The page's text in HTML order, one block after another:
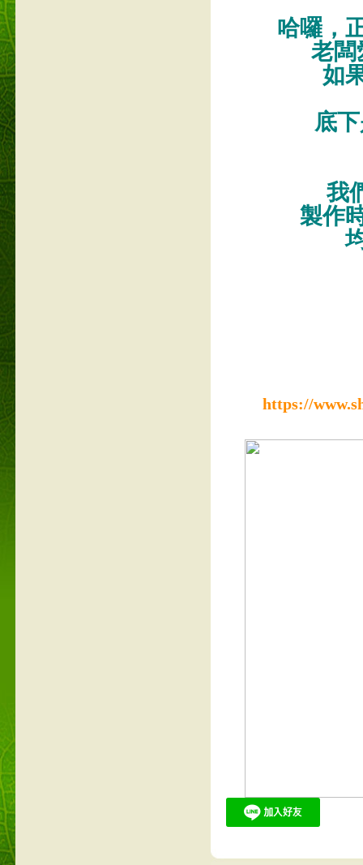
哈囉，
老闆
如
底
我
製作
https://